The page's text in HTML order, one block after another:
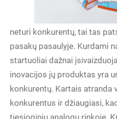
neturi konkurentų, tai tas
pasakų pasaulyje. Kurdami
startuoliai dažnai
inovacijos jų produktas yra
konkurentų. Kartais atranda
konkurentus ir džiaugiasi,
tiesioginių analogų rinkoje.